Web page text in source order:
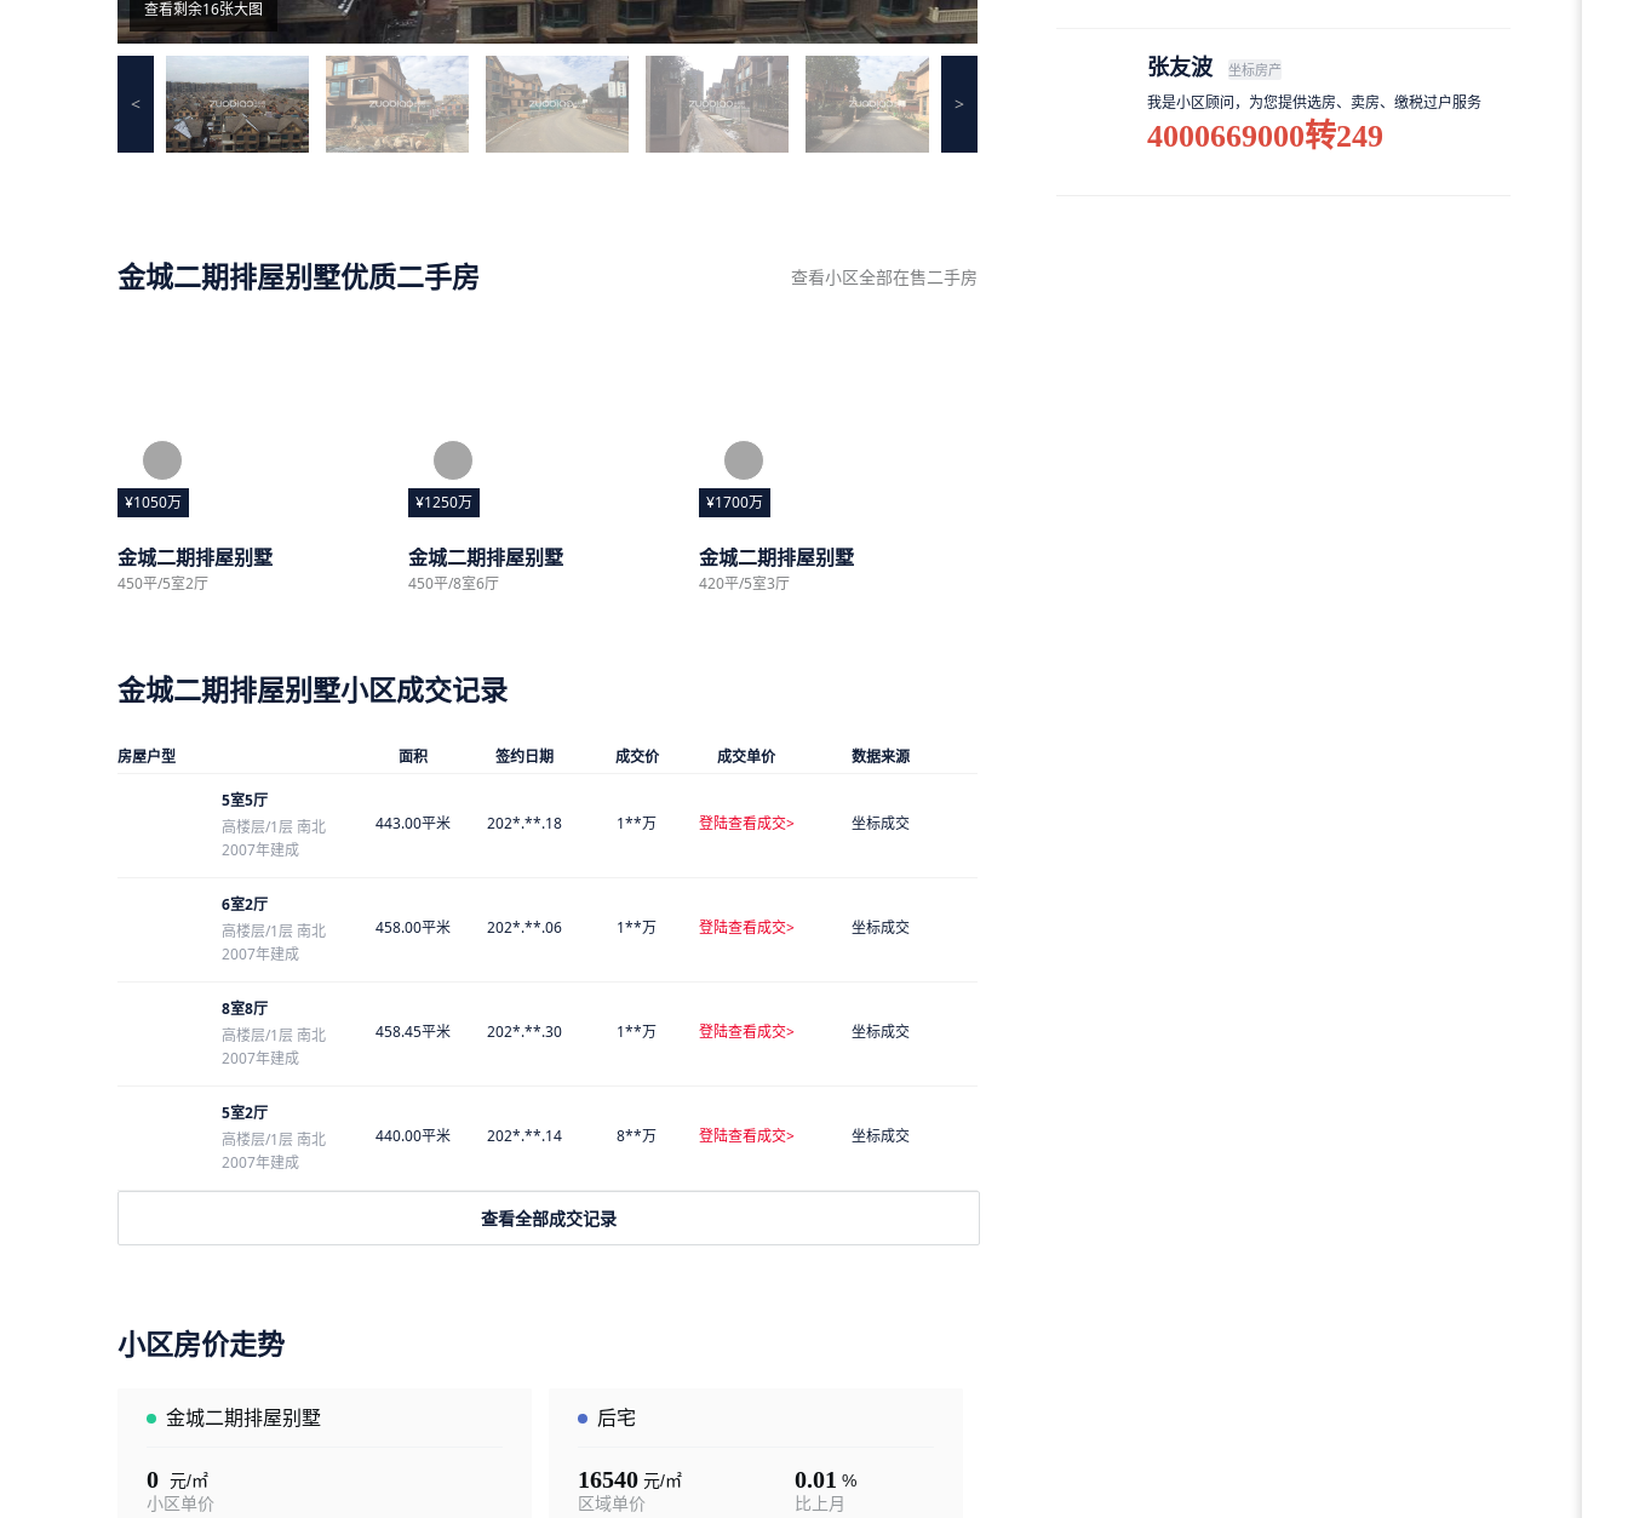
查看剩余16张大图
< >
张友波 坐标房产
我是小区顾问，为您提供选房、卖房、缴税过户服务
4000669000转249
金城二期排屋别墅优质二手房 查看小区全部在售二手房
¥1050万
金城二期排屋别墅
450平/5室2厅
¥1250万
金城二期排屋别墅
450平/8室6厅
¥1700万
金城二期排屋别墅
420平/5室3厅
金城二期排屋别墅小区成交记录
房屋户型 面积 签约日期 成交价 成交单价 数据来源
5室5厅
高楼层/1层 南北
2007年建成
443.00平米 202*.**.18 1**万 登陆查看成交> 坐标成交
6室2厅
高楼层/1层 南北
2007年建成
458.00平米 202*.**.06 1**万 登陆查看成交> 坐标成交
8室8厅
高楼层/1层 南北
2007年建成
458.45平米 202*.**.30 1**万 登陆查看成交> 坐标成交
5室2厅
高楼层/1层 南北
2007年建成
440.00平米 202*.**.14 8**万 登陆查看成交> 坐标成交
查看全部成交记录
小区房价走势
金城二期排屋别墅
0 元/㎡
小区单价
后宅
16540 元/㎡
区域单价
0.01 %
比上月